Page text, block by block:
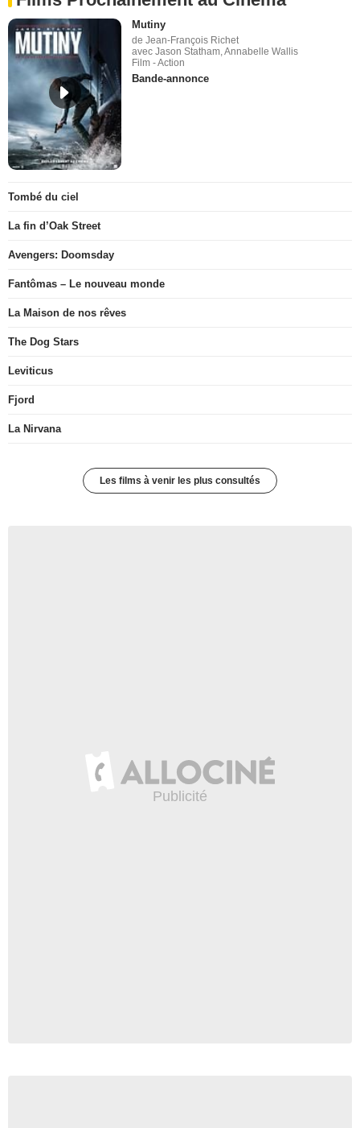
Mutiny
de Jean-François Richet
avec Jason Statham, Annabelle Wallis
Film - Action
Bande-annonce
Tombé du ciel
La fin d’Oak Street
Avengers: Doomsday
Fantômas – Le nouveau monde
La Maison de nos rêves
The Dog Stars
Leviticus
Fjord
La Nirvana
Les films à venir les plus consultés